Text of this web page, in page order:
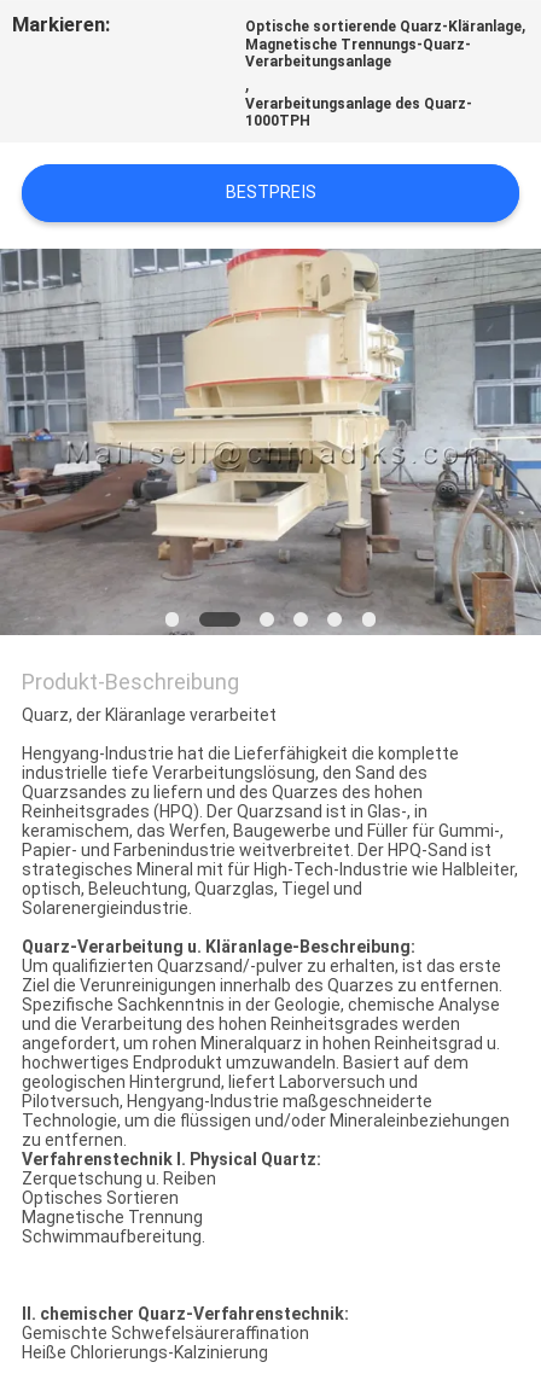
NACHRICHTEN
SITEMAP
DATENSCHUTZRICHTLINIE
Markieren: Optische sortierende Quarz-Kläranlage,
Magnetische Trennungs-Quarz-
Verarbeitungsanlage
,
Verarbeitungsanlage des Quarz-
1000TPH
BESTPREIS
Produkt-Beschreibung
Quarz, der Kläranlage verarbeitet
Hengyang-Industrie hat die Lieferfähigkeit die komplette
industrielle tiefe Verarbeitungslösung, den Sand des
Quarzsandes zu liefern und des Quarzes des hohen
Reinheitsgrades (HPQ). Der Quarzsand ist in Glas-, in
keramischem, das Werfen, Baugewerbe und Füller für Gummi-,
Papier- und Farbenindustrie weitverbreitet. Der HPQ-Sand ist
strategisches Mineral mit für High-Tech-Industrie wie Halbleiter,
optisch, Beleuchtung, Quarzglas, Tiegel und
Solarenergieindustrie.
Quarz-Verarbeitung u. Kläranlage-Beschreibung:
Um qualifizierten Quarzsand/-pulver zu erhalten, ist das erste
Ziel die Verunreinigungen innerhalb des Quarzes zu entfernen.
Spezifische Sachkenntnis in der Geologie, chemische Analyse
und die Verarbeitung des hohen Reinheitsgrades werden
angefordert, um rohen Mineralquarz in hohen Reinheitsgrad u.
hochwertiges Endprodukt umzuwandeln. Basiert auf dem
geologischen Hintergrund, liefert Laborversuch und
Pilotversuch, Hengyang-Industrie maßgeschneiderte
Technologie, um die flüssigen und/oder Mineraleinbeziehungen
zu entfernen.
Verfahrenstechnik I. Physical Quartz:
Zerquetschung u. Reiben
Optisches Sortieren
Magnetische Trennung
Schwimmaufbereitung.
II. chemischer Quarz-Verfahrenstechnik:
Gemischte Schwefelsäureraffination
Heiße Chlorierungs-Kalzinierung